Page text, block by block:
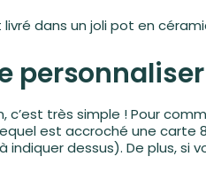
dans un joli pot en
personnaliser
c’est très simple ! Pour
est accroché une
indiquer dessus). De plus, si